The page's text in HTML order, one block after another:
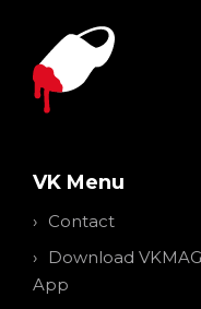
VK Menu
Contact
Download VKMAG
App